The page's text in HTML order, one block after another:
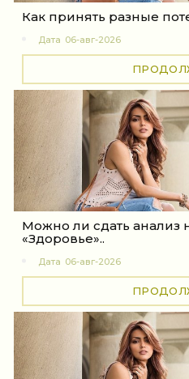
Как принять разные
Дата 06-авг-2026
Можно ли сдать анализ
«Здоровье»..
Дата 06-авг-2026